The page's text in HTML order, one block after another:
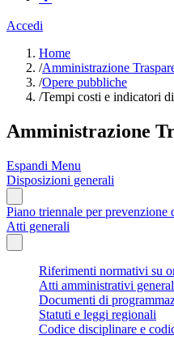
Accedi
Home
/Amministrazione
/Opere pubbliche
/Tempi costi e indicatori
Amministrazione
Espandi Menu
Disposizioni generali
Piano triennale per prevenzione
Atti generali
Riferimenti normativi su
Atti amministrativi
Documenti di
Statuti e leggi regionali
Codice disciplinare e